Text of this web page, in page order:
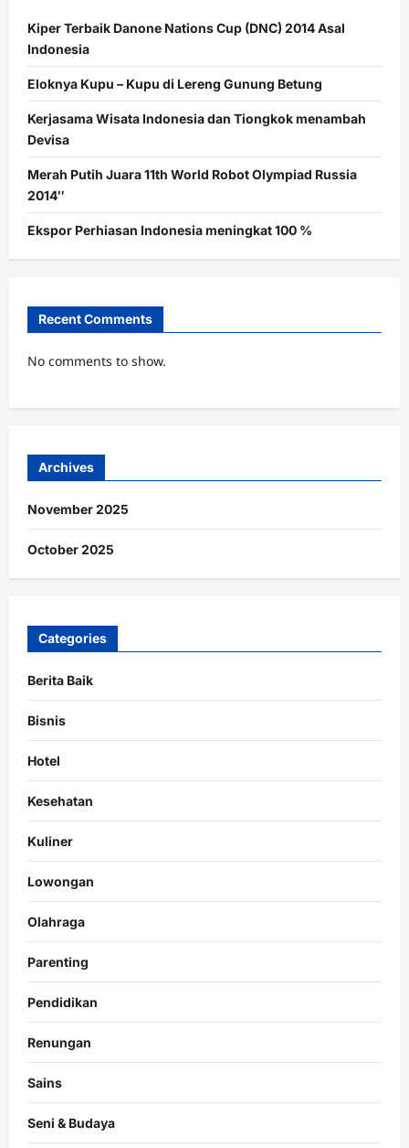
Kiper Terbaik Danone Nations Cup (DNC) 2014 Asal
Indonesia
Eloknya Kupu – Kupu di Lereng Gunung Betung
Kerjasama Wisata Indonesia dan Tiongkok menambah
Devisa
Merah Putih Juara 11th World Robot Olympiad Russia
2014″
Ekspor Perhiasan Indonesia meningkat 100 %
Recent Comments
No comments to show.
Archives
November 2025
October 2025
Categories
Berita Baik
Bisnis
Hotel
Kesehatan
Kuliner
Lowongan
Olahraga
Parenting
Pendidikan
Renungan
Sains
Seni & Budaya